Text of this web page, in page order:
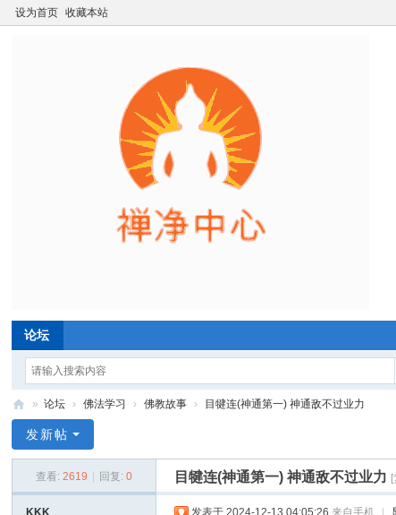
设为首页 收藏本站
论坛
净
心
» 论坛 › 佛法学习 › 佛教故事 › 目犍连(神通第一) 神通敌不过业力
发新帖
查看: 2619 回复: 0 目犍连(神通第一) 神通敌不过业力